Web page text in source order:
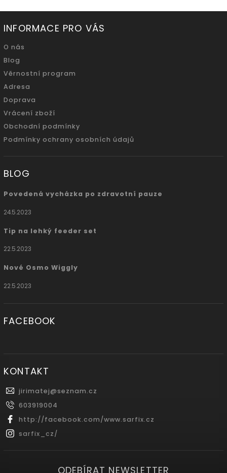
INFORMACE PRO VÁS
O nás
Blog
Věrnostní program
Adresa
Doprava
Vrácení zboží
Obchodní podmínky
Podmínky ochrany osobních údajů
BLOG
Povedená vycházka po zdravotní pauze
24.5.2023
Tip na lehký feeder set
22.5.2023
Nové Osmo Wiggly
22.5.2023
FACEBOOK
KONTAKT
jirimatej@seznam.cz
603919004
http://facebook.com/www.sarfix.cz
sarfix_cz/
ODEBÍRAT NEWSLETTER